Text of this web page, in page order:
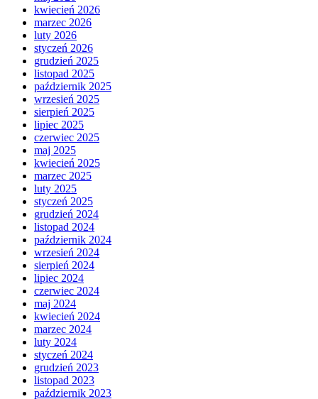
kwiecień 2026
marzec 2026
luty 2026
styczeń 2026
grudzień 2025
listopad 2025
październik 2025
wrzesień 2025
sierpień 2025
lipiec 2025
czerwiec 2025
maj 2025
kwiecień 2025
marzec 2025
luty 2025
styczeń 2025
grudzień 2024
listopad 2024
październik 2024
wrzesień 2024
sierpień 2024
lipiec 2024
czerwiec 2024
maj 2024
kwiecień 2024
marzec 2024
luty 2024
styczeń 2024
grudzień 2023
listopad 2023
październik 2023